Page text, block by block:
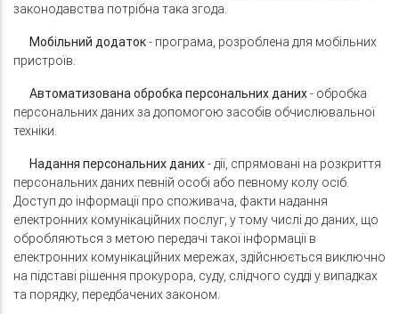
законодавства потрібна така згода.
Мобільний додаток- програма, розроблена для мобільних
пристроїв.
Автоматизована обробка персональних даних- обробка
персональних даних за допомогою засобів обчислювальної
техніки.
Надання персональних даних- дії, спрямовані на розкриття
персональних даних певній особі або певному колу осіб.
Доступ до інформації про споживача, факти надання
електронних комунікаційних послуг, у тому числі до даних, що
обробляються з метою передачі такої інформації в
електронних комунікаційних мережах, здійснюється виключно
на підставі рішення прокурора, суду, слідчого судді у випадках
та порядку, передбачених законом.